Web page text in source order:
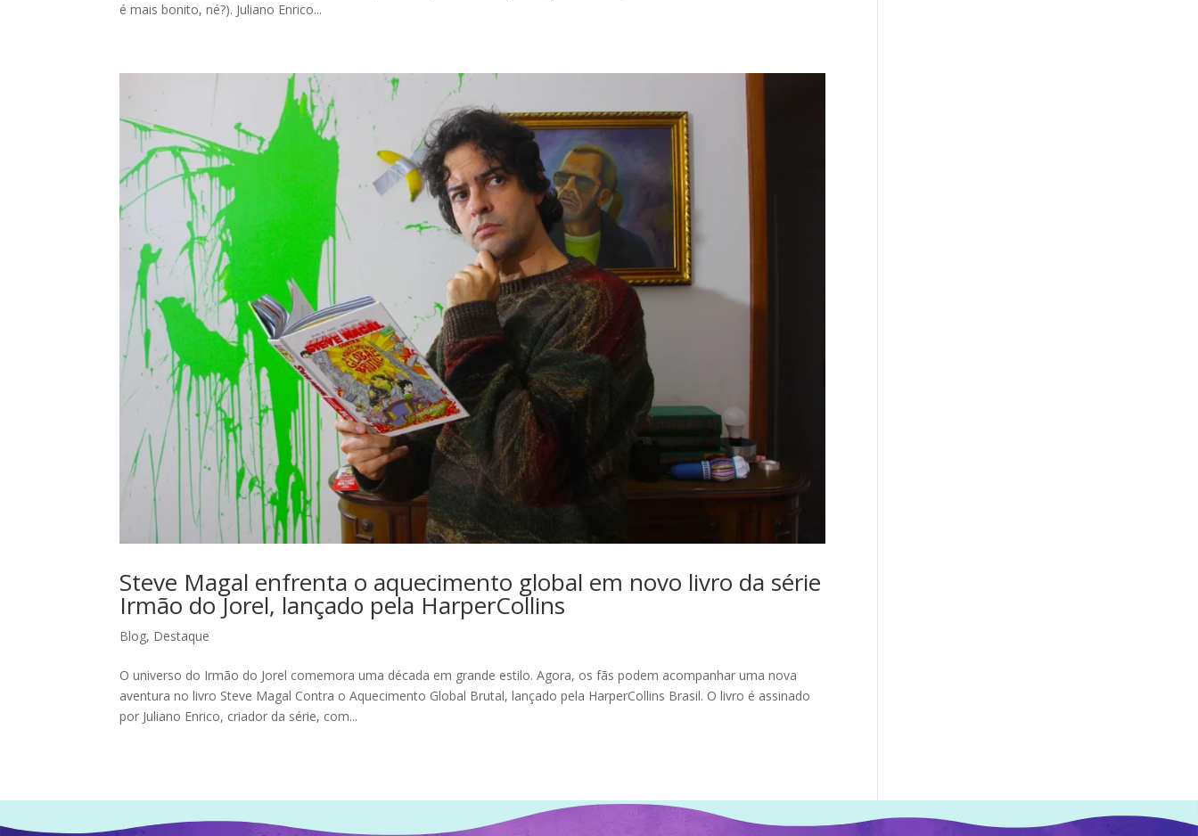
é mais bonito, né?). Juliano Enrico...
Steve Magal enfrenta o aquecimento global em novo livro da série
Irmão do Jorel, lançado pela HarperCollins
Blog, Destaque
O universo do Irmão do Jorel comemora uma década em grande estilo. Agora, os fãs podem acompanhar uma nova
aventura no livro Steve Magal Contra o Aquecimento Global Brutal, lançado pela HarperCollins Brasil. O livro é assinado
por Juliano Enrico, criador da série, com...